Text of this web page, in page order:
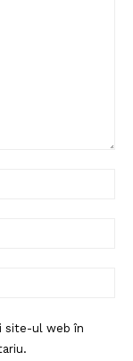
site-ul web în